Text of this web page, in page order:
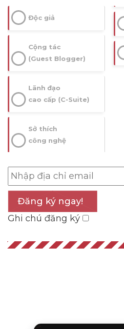
Độc giả
Cộng tác
(Guest Blogger)
Lãnh đạo
cao cấp (C-Suite)
Sở thích
công nghệ
Đăng ký ngay!
Ghi chú đăng ký